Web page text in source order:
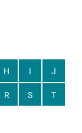
H I J
R S T